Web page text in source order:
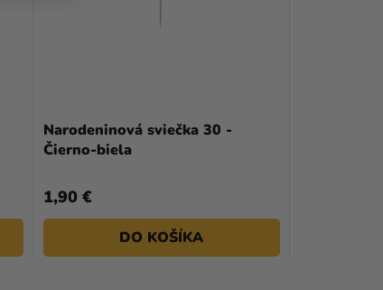
Narodeninová sviečka 30 -
Čierno-biela
1,90 €
DO KOŠÍKA